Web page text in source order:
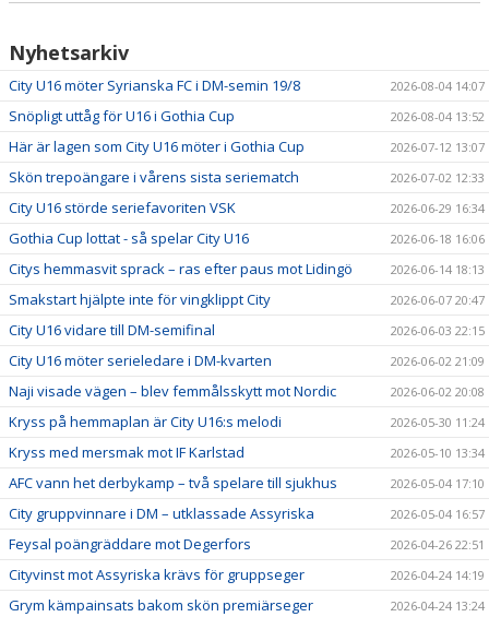
Nyhetsarkiv
City U16 möter Syrianska FC i DM-semin 19/8 2026-08-04 14:07
Snöpligt uttåg för U16 i Gothia Cup 2026-08-04 13:52
Här är lagen som City U16 möter i Gothia Cup 2026-07-12 13:07
Skön trepoängare i vårens sista seriematch 2026-07-02 12:33
City U16 störde seriefavoriten VSK 2026-06-29 16:34
Gothia Cup lottat - så spelar City U16 2026-06-18 16:06
Citys hemmasvit sprack – ras efter paus mot Lidingö 2026-06-14 18:13
Smakstart hjälpte inte för vingklippt City 2026-06-07 20:47
City U16 vidare till DM-semifinal 2026-06-03 22:15
City U16 möter serieledare i DM-kvarten 2026-06-02 21:09
Naji visade vägen – blev femmålsskytt mot Nordic 2026-06-02 20:08
Kryss på hemmaplan är City U16:s melodi 2026-05-30 11:24
Kryss med mersmak mot IF Karlstad 2026-05-10 13:34
AFC vann het derbykamp – två spelare till sjukhus 2026-05-04 17:10
City gruppvinnare i DM – utklassade Assyriska 2026-05-04 16:57
Feysal poängräddare mot Degerfors 2026-04-26 22:51
Cityvinst mot Assyriska krävs för gruppseger 2026-04-24 14:19
Grym kämpainsats bakom skön premiärseger 2026-04-24 13:24